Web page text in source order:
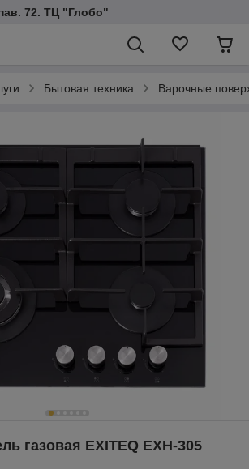
72. ТЦ "Глобо"
Бытовая техника Варочные
газовая EXITEQ EXH-305